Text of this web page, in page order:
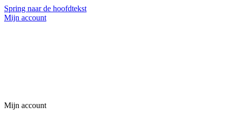
Spring naar de hoofdtekst
Mijn account
Mijn account